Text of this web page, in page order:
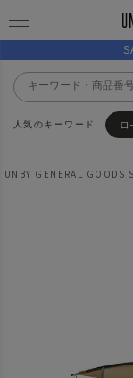
ロ
UNBY GENERAL GOODS